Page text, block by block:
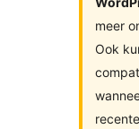
meer
Ook